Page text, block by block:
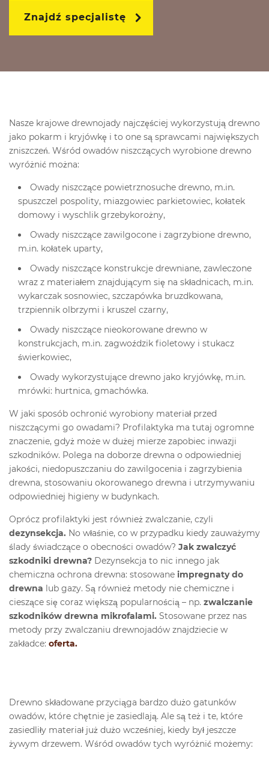
Znajdź specjalistę
Nasze krajowe drewnojady najczęściej wykorzystują drewno
jako pokarm i kryjówkę i to one są sprawcami największych
zniszczeń. Wśród owadów niszczących wyrobione drewno
wyróżnić można:
Owady niszczące powietrznosuche drewno, m.in.
spuszczel pospolity, miazgowiec parkietowiec, kołatek
domowy i wyschlik grzebykorożny,
Owady niszczące zawilgocone i zagrzybione drewno,
m.in. kołatek uparty,
Owady niszczące konstrukcje drewniane, zawleczone
wraz z materiałem znajdującym się na składnicach, m.in.
wykarczak sosnowiec, szczapówka bruzdkowana,
trzpiennik olbrzymi i kruszel czarny,
Owady niszczące nieokorowane drewno w
konstrukcjach, m.in. zagwoździk fioletowy i stukacz
świerkowiec,
Owady wykorzystujące drewno jako kryjówkę, m.in.
mrówki: hurtnica, gmachówka.
W jaki sposób ochronić wyrobiony materiał przed
niszczącymi go owadami? Profilaktyka ma tutaj ogromne
znaczenie, gdyż może w dużej mierze zapobiec inwazji
szkodników. Polega na doborze drewna o odpowiedniej
jakości, niedopuszczaniu do zawilgocenia i zagrzybienia
drewna, stosowaniu okorowanego drewna i utrzymywaniu
odpowiedniej higieny w budynkach.
Oprócz profilaktyki jest również zwalczanie, czyli
dezynsekcja. No właśnie, co w przypadku kiedy zauważymy
ślady świadczące o obecności owadów? Jak zwalczyć
szkodniki drewna? Dezynsekcja to nic innego jak
chemiczna ochrona drewna: stosowane impregnaty do
drewna lub gazy. Są również metody nie chemiczne i
cieszące się coraz większą popularnością – np. zwalczanie
szkodników drewna mikrofalami. Stosowane przez nas
metody przy zwalczaniu drewnojadów znajdziecie w
zakładce: oferta.
Drewno składowane przyciąga bardzo dużo gatunków
owadów, które chętnie je zasiedlają. Ale są też i te, które
zasiedliły materiał już dużo wcześniej, kiedy był jeszcze
żywym drzewem. Wśród owadów tych wyróżnić możemy: